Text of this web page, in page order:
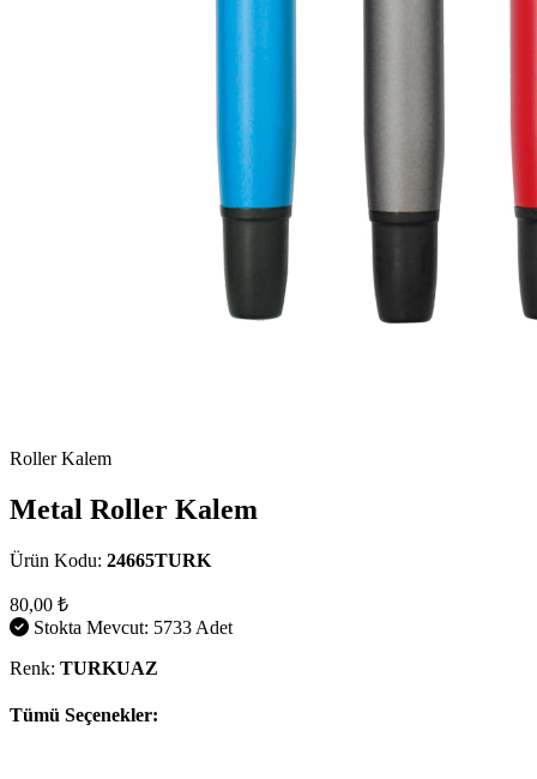
Roller Kalem
Metal Roller Kalem
Ürün Kodu: 24665TURK
80,00 ₺
Stokta Mevcut: 5733 Adet
Renk: TURKUAZ
Tümü Seçenekler: